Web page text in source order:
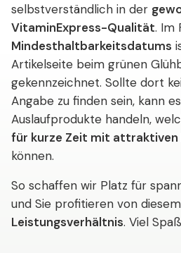
selbstverständlich in der
VitaminExpress-Qualität. Im
Mindesthaltbarkeitsdatums
Artikelseite beim grünen
gekennzeichnet. Sollte dort
Angabe zu finden sein, kann
Auslaufprodukte handeln,
für kurze Zeit mit attraktiven
können.
So schaffen wir Platz für
und Sie profitieren von diesem
Leistungsverhältnis. Viel